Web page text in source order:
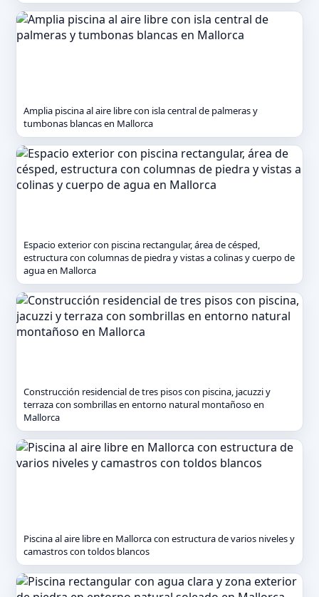
Amplia piscina al aire libre con isla central de palmeras y
tumbonas blancas en Mallorca
Espacio exterior con piscina rectangular, área de césped,
estructura con columnas de piedra y vistas a colinas y cuerpo de
agua en Mallorca
Construcción residencial de tres pisos con piscina, jacuzzi y
terraza con sombrillas en entorno natural montañoso en
Mallorca
Piscina al aire libre en Mallorca con estructura de varios niveles y
camastros con toldos blancos